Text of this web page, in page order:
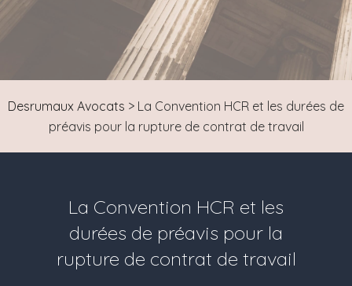
Desrumaux Avocats > La Convention HCR et les durées de
préavis pour la rupture de contrat de travail
La Convention HCR et les
durées de préavis pour la
rupture de contrat de travail